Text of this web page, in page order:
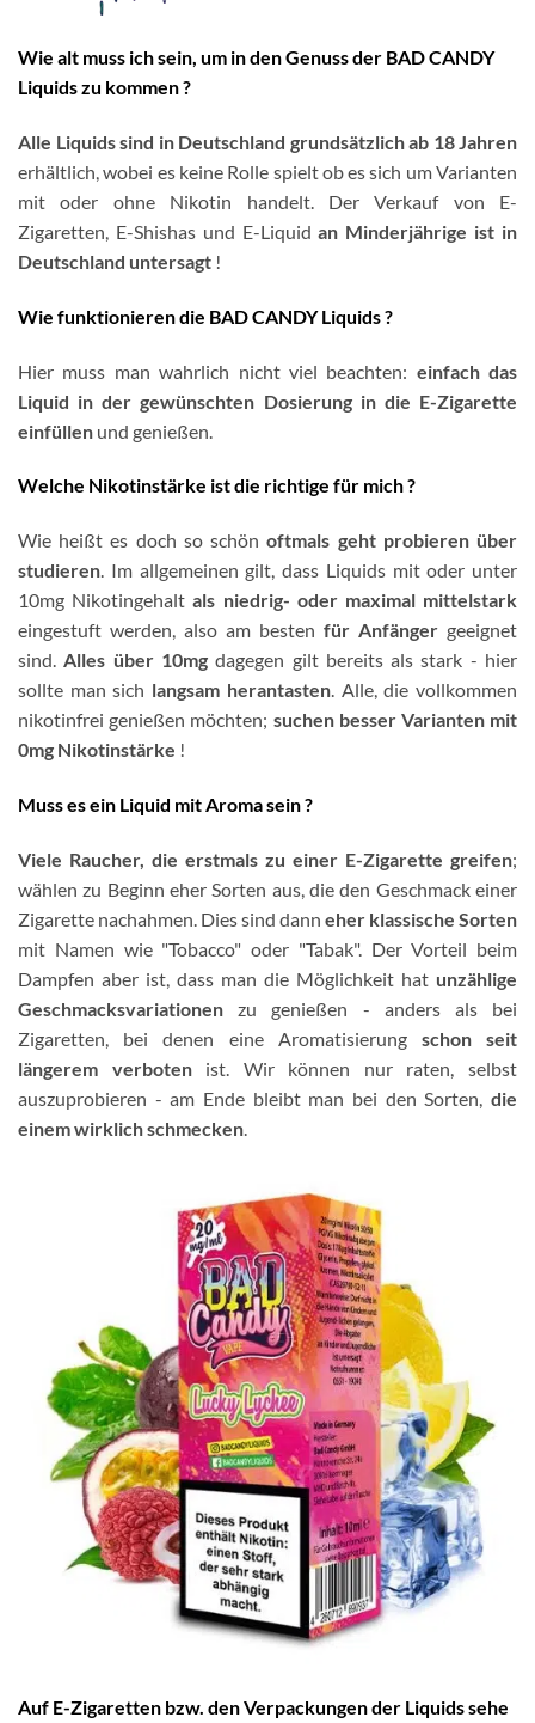
Wie alt muss ich sein, um in den Genuss der BAD CANDY
Liquids zu kommen ?
Alle Liquids sind in Deutschland grundsätzlich ab 18 Jahren
erhältlich, wobei es keine Rolle spielt ob es sich um Varianten
mit oder ohne Nikotin handelt. Der Verkauf von E-
Zigaretten, E-Shishas und E-Liquidan Minderjährige ist in
Deutschland untersagt !
Wie funktionieren die BAD CANDY Liquids ?
Hier muss man wahrlich nicht viel beachten: einfach das
Liquid in der gewünschten Dosierung in die E-Zigarette
einfüllen und genießen.
Welche Nikotinstärke ist die richtige für mich ?
Wie heißt es doch so schönoftmals geht probieren über
studieren. Im allgemeinen gilt, dass Liquids mit oder unter
10mg Nikotingehaltals niedrig- oder maximal mittelstark
eingestuft werden, also am besten für Anfänger geeignet
sind.Alles über 10mgdagegen gilt bereits als stark - hier
sollte man sich langsam herantasten. Alle, die vollkommen
nikotinfrei genießen möchten; suchen besser Varianten mit
0mg Nikotinstärke !
Muss es ein Liquid mit Aroma sein ?
Viele Raucher, die erstmals zu einer E-Zigarette greifen;
wählen zu Beginn eher Sorten aus, die den Geschmack einer
Zigarette nachahmen. Dies sind dann eher klassische Sorten
mit Namen wie "Tobacco" oder "Tabak". Der Vorteil beim
Dampfen aber ist, dass man die Möglichkeit hat unzählige
Geschmacksvariationen zu genießen - anders als bei
Zigaretten, bei denen eine Aromatisierung schon seit
längerem verbotenist. Wir können nur raten, selbst
auszuprobieren - am Ende bleibt man bei den Sorten, die
einem wirklich schmecken
Auf E-Zigaretten bzw. den Verpackungen der Liquids sehe